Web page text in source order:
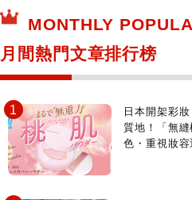
MONTHLY
月間熱門文章排行榜
日本開架彩
質地！「無
色・重視妝